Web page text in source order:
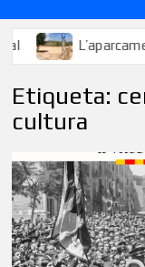
municipal
Etiqueta:
cultura